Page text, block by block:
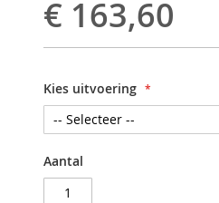
€ 163,60
Kies uitvoering
Aantal